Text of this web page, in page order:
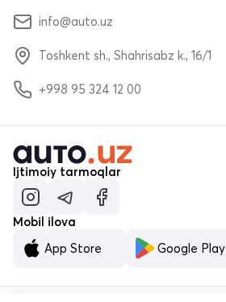
info@auto.uz
Toshkent sh., Shahrisabz k., 16/1
+998 95 324 12 00
Ijtimoiy tarmoqlar
Mobil ilova
App Store
Google Play